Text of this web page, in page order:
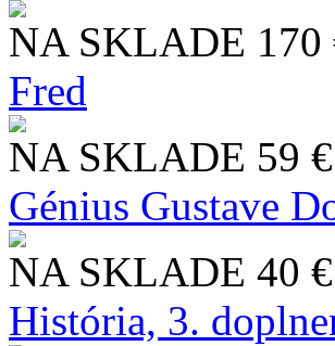
NA SKLADE 170
Fred
NA SKLADE 59 €
Génius Gustave
NA SKLADE 40 €
História, 3.